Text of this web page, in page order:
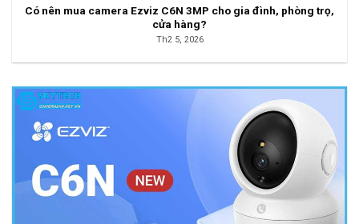
Có nên mua camera Ezviz C6N 3MP cho gia đình, phòng trọ,
cửa hàng?
Th2 5, 2026